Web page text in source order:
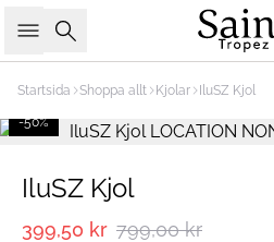
Sök
Startsida Shoppa allt Kjolar IluSZ Kjol
-50%
IluSZ Kjol
399,50 kr 799,00 kr